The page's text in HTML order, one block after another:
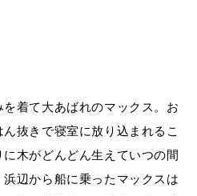
着て大あばれのマックス。お
抜きで寝室に放り込まれるこ
木がどんどん生えていつの間
辺から船に乗ったマックスは